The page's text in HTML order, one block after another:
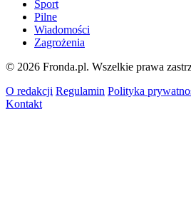
Sport
Pilne
Wiadomości
Zagrożenia
© 2026 Fronda.pl. Wszelkie prawa
O redakcji Regulamin Polityka
Kontakt